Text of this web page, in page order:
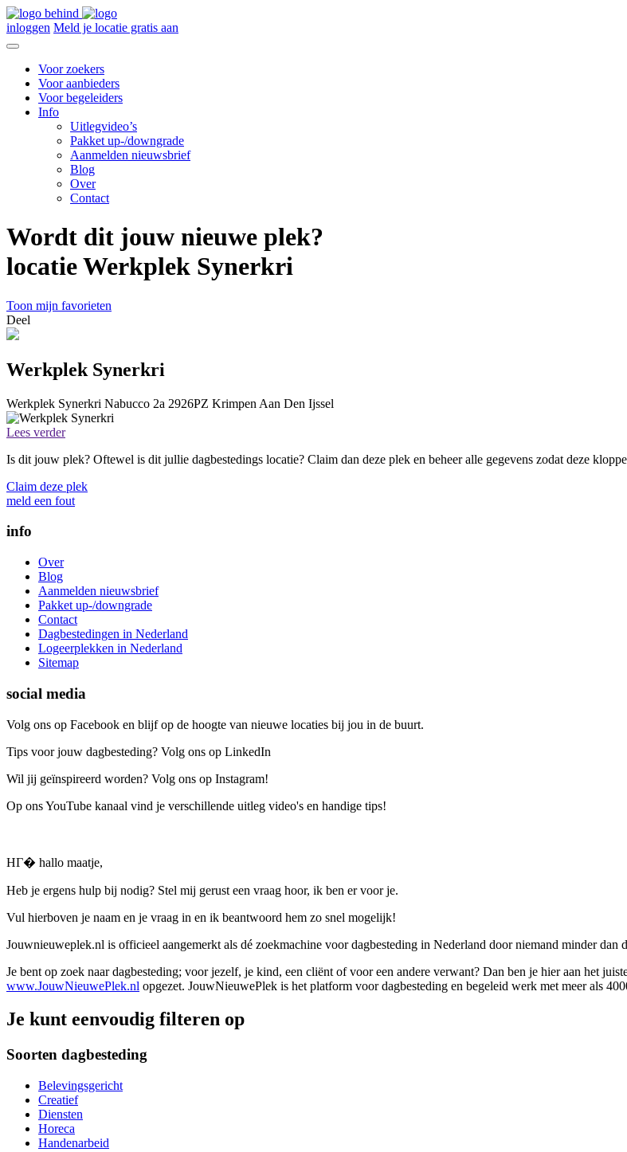
inloggen Meld je locatie gratis aan
Voor zoekers
Voor aanbieders
Voor begeleiders
Info
Uitlegvideo’s
Pakket up-/downgrade
Aanmelden nieuwsbrief
Blog
Over
Contact
Wordt dit jouw nieuwe plek?
locatie Werkplek Synerkri
Toon mijn favorieten
Deel
Werkplek Synerkri
Werkplek Synerkri Nabucco 2a 2926PZ Krimpen Aan Den Ijssel
Lees verder
Is dit jouw plek? Oftewel is dit jullie dagbestedings locatie? Claim dan deze plek en beheer alle gegevens zodat deze
Claim deze plek
meld een fout
info
Over
Blog
Aanmelden nieuwsbrief
Pakket up-/downgrade
Contact
Dagbestedingen in Nederland
Logeerplekken in Nederland
Sitemap
social media
Volg ons op Facebook en blijf op de hoogte van nieuwe locaties bij jou in de buurt.
Tips voor jouw dagbesteding? Volg ons op LinkedIn
Wil jij geïnspireerd worden? Volg ons op Instagram!
Op ons YouTube kanaal vind je verschillende uitleg video's en handige tips!
HГ� hallo maatje,
Heb je ergens hulp bij nodig? Stel mij gerust een vraag hoor, ik ben er voor je.
Vul hierboven je naam en je vraag in en ik beantwoord hem zo snel mogelijk!
Jouwnieuweplek.nl is officieel aangemerkt als dé zoekmachine voor dagbesteding in Nederland door niemand minder dan
Je bent op zoek naar dagbesteding; voor jezelf, je kind, een cliënt of voor een andere verwant? Dan ben je hier aan het
www.JouwNieuwePlek.nl opgezet. JouwNieuwePlek is het platform voor dagbesteding en begeleid werk met meer als
Je kunt eenvoudig filteren op
Soorten dagbesteding
Belevingsgericht
Creatief
Diensten
Horeca
Handenarbeid